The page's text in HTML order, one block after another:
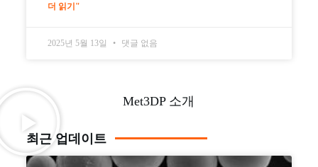
더 읽기"
2025년 5월 13일 댓글 없음
Met3DP 소개
최근 업데이트